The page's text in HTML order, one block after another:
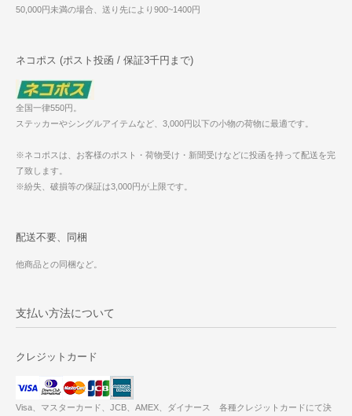
50,000円未満の場合、送り先により900~1400円
ネコポス (ポスト投函 / 保証3千円まで)
全国一律550円。
ステッカーやシングルアイテムなど、3,000円以下の小物の荷物に最適です。
※ネコポスは、お客様のポスト・荷物受け・新聞受けなどに投函を持って配送を完
了致します。
※紛失、破損等の保証は3,000円が上限です。
配送不要、同梱
他商品との同梱など。
支払い方法について
クレジットカード
Visa、マスターカード、JCB、AMEX、ダイナース 各種クレジットカードにて決